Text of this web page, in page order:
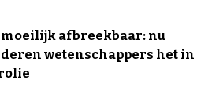
moeilijk afbreekbaar: nu
wetenschappers het in